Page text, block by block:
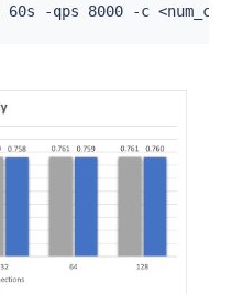
-qps 8000 -c <